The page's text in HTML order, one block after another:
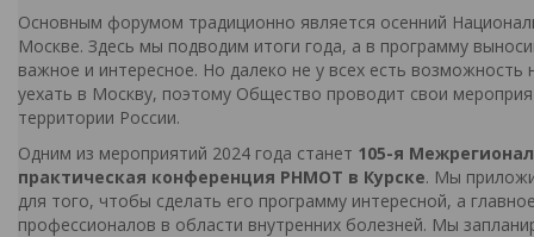
Основным форумом традиционно является осенний
Москве. Здесь мы подводим итоги года, а в программу
важное и интересное. Но далеко не у всех есть возможность
уехать в Москву, поэтому Общество проводит свои
территории России.
Одним из мероприятий 2024 года станет 105-я
практическая конференция РНМОТ в Курске. Мы
для того, чтобы сделать его программу интересной, а
профессионалов в области внутренних болезней. Мы